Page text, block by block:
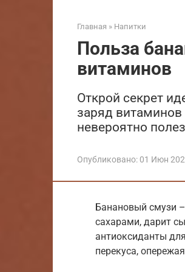
Главная » Напитки
Польза
витаминов
Открой секрет
заряд витаминов
невероятно
Опубликовано: 01 Июн
Банановый смузи
сахарами, дарит
антиоксиданты
перекуса,